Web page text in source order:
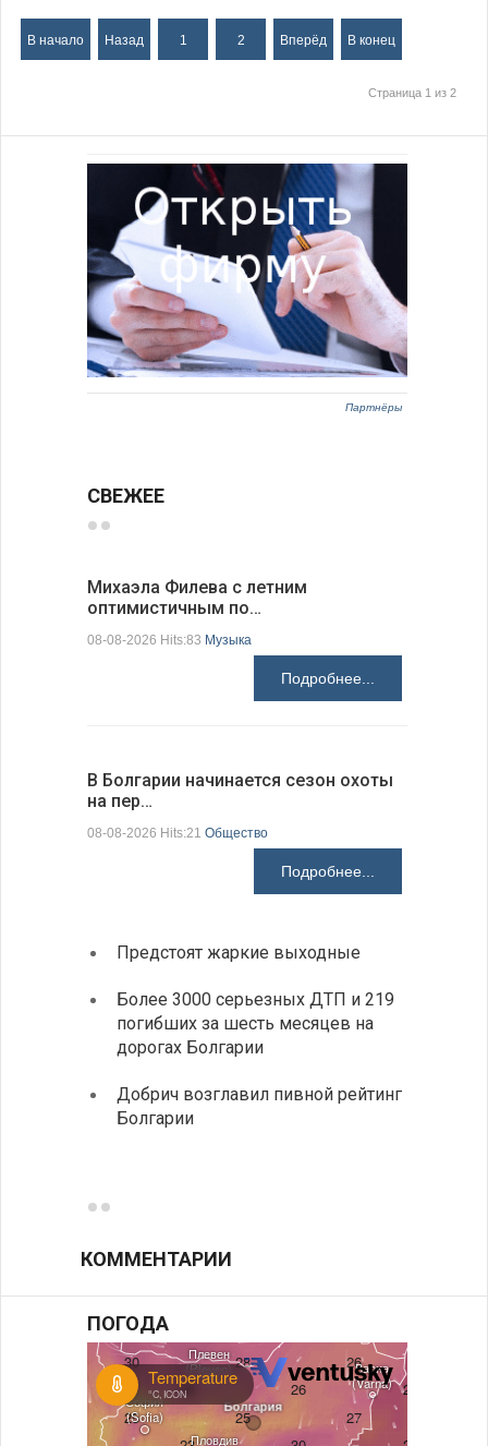
В начало Назад 1 2 Вперёд В конец
Страница 1 из 2
Партнёры
СВЕЖЕЕ
Михаэла Филева с летним
оптимистичным по…
08-08-2026 Hits:83 Музыка
Подробнее...
В Болгарии начинается сезон охоты
на пер…
08-08-2026 Hits:21 Общество
Подробнее...
Предстоят жаркие выходные
Более 3000 серьезных ДТП и 219
погибших за шесть месяцев на
дорогах Болгарии
Добрич возглавил пивной рейтинг
Болгарии
КОММЕНТАРИИ
ПОГОДА